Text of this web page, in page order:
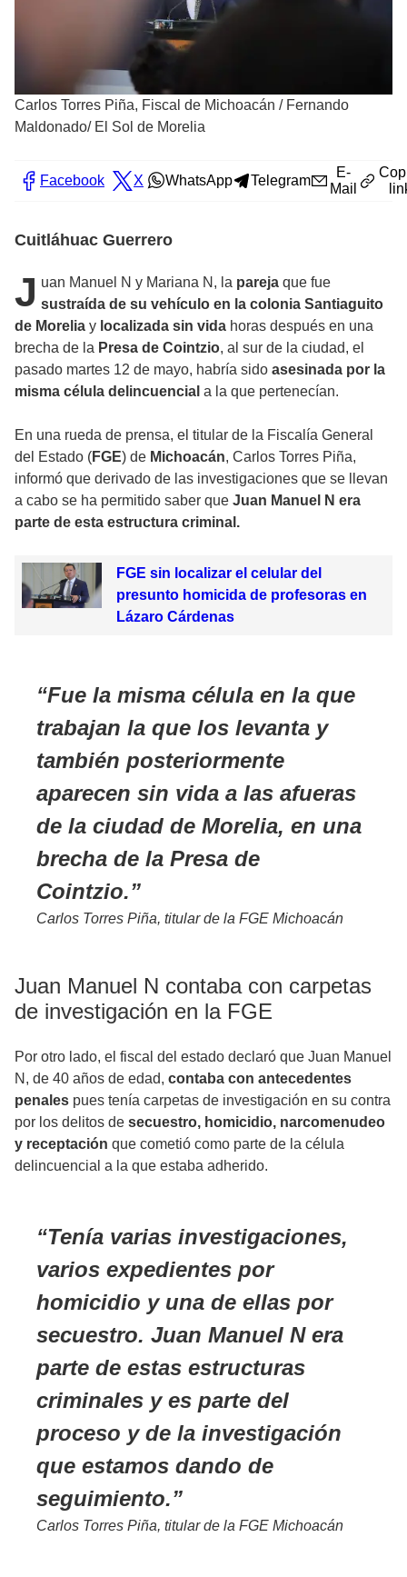
Carlos Torres Piña, Fiscal de Michoacán / Fernando
Maldonado/ El Sol de Morelia
Facebook X WhatsApp Telegram
E-
Mail
Cuitláhuac Guerrero
J uan Manuel N y Mariana N, la pareja que fue
sustraída de su vehículo en la colonia Santiaguito
de Morelia y localizada sin vida horas después en una
brecha de la Presa de Cointzio, al sur de la ciudad, el
pasado martes 12 de mayo, habría sido asesinada por la
misma célula delincuencial a la que pertenecían.
En una rueda de prensa, el titular de la Fiscalía General
del Estado (FGE) de Michoacán, Carlos Torres Piña,
informó que derivado de las investigaciones que se llevan
a cabo se ha permitido saber que Juan Manuel N era
parte de esta estructura criminal.
FGE sin localizar el celular del
presunto homicida de profesoras en
Lázaro Cárdenas
Fue la misma célula en la que
trabajan la que los levanta y
también posteriormente
aparecen sin vida a las afueras
de la ciudad de Morelia, en una
brecha de la Presa de
Cointzio.
Carlos Torres Piña, titular de la FGE Michoacán
Juan Manuel N contaba con carpetas
de investigación en la FGE
Por otro lado, el fiscal del estado declaró que Juan Manuel
N, de 40 años de edad, contaba con antecedentes
penales pues tenía carpetas de investigación en su contra
por los delitos de secuestro, homicidio, narcomenudeo
y receptación que cometió como parte de la célula
delincuencial a la que estaba adherido.
Tenía varias investigaciones,
varios expedientes por
homicidio y una de ellas por
secuestro. Juan Manuel N era
parte de estas estructuras
criminales y es parte del
proceso y de la investigación
que estamos dando de
seguimiento.
Carlos Torres Piña, titular de la FGE Michoacán